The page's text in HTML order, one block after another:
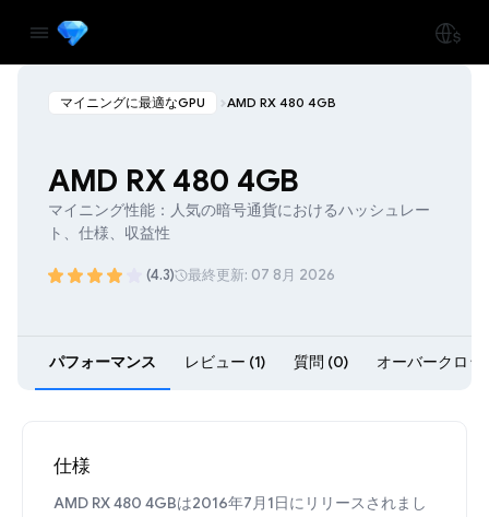
マイニングに最適なGPU AMD RX 480 4GB
AMD RX 480 4GB
マイニング性能：人気の暗号通貨におけるハッシュレー
ト、仕様、収益性
(4.3) 最終更新: 07 8月 2026
パフォーマンス レビュー (1) 質問 (0) オーバークロッ
仕様
AMD RX 480 4GBは2016年7月1日にリリースされまし